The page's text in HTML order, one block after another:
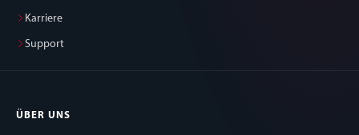
Karriere
Support
ÜBER UNS